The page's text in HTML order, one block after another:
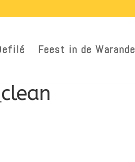
Feest in de Warande